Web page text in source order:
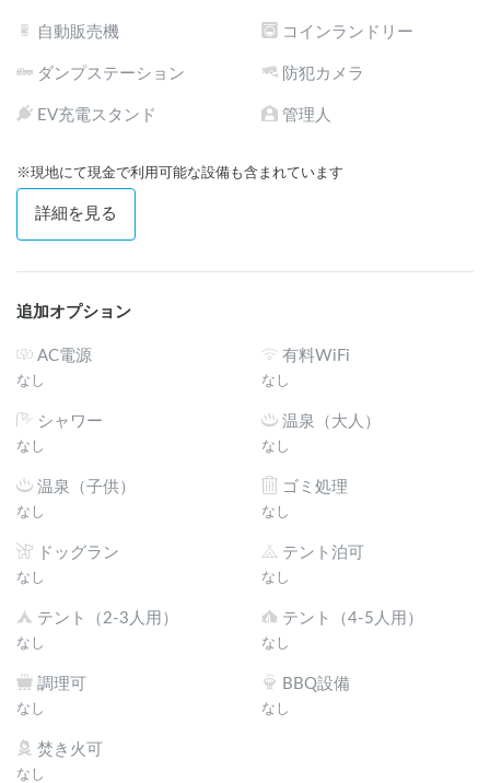
自動販売機 コインランドリー
ダンプステーション 防犯カメラ
EV充電スタンド 管理人
※現地にて現金で利用可能な設備も含まれています
詳細を見る
追加オプション
AC電源
なし
有料WiFi
なし
シャワー
なし
温泉（大人）
なし
温泉（子供）
なし
ゴミ処理
なし
ドッグラン
なし
テント泊可
なし
テント（2-3人用）
なし
テント（4-5人用）
なし
調理可
なし
BBQ設備
なし
焚き火可
なし